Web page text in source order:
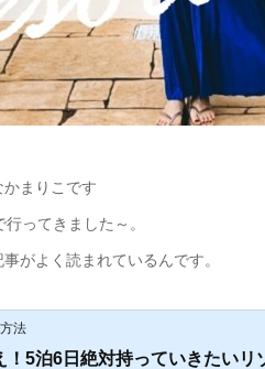
まりこです
ってきました～。
がよく読まれているんです。
法
！5泊6日絶対持っていきたいリ